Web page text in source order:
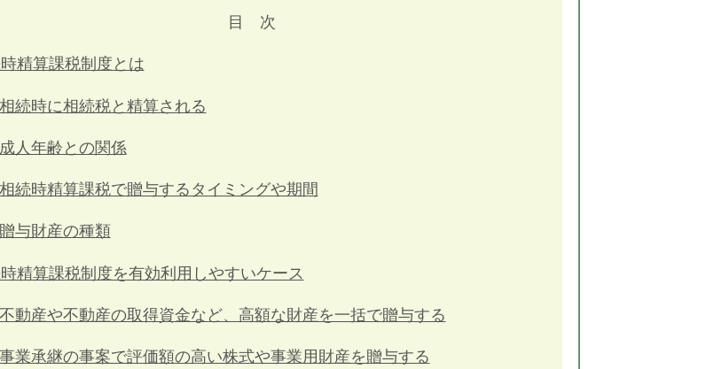
目 次
精算課税制度とは
相続時に相続税と精算される
成人年齢との関係
相続時精算課税で贈与するタイミングや期間
贈与財産の種類
精算課税制度を有効利用しやすいケース
不動産や不動産の取得資金など、高額な財産を一括で贈与する
事業承継の事案で評価額の高い株式や事業用財産を贈与する